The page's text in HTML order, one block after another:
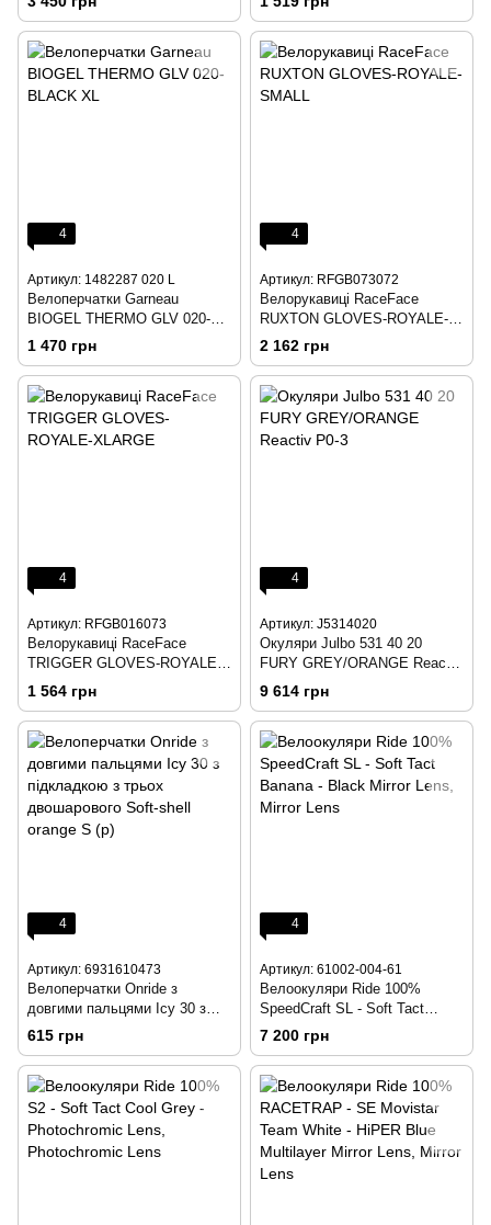
4
Артикул: 1482287 020 L
Велоперчатки Garneau
BIOGEL THERMO GLV 020-
BLACK L
1 470 грн
4
Артикул: RFGB073072
Велорукавиці RaceFace
RUXTON GLOVES-ROYALE-
SMALL
2 162 грн
4
Артикул: RFGB016073
Велорукавиці RaceFace
TRIGGER GLOVES-ROYALE-
MEDIUM
1 564 грн
4
Артикул: J5314020
Окуляри Julbo 531 40 20
FURY GREY/ORANGE Reactiv
P0-3
9 614 грн
4
Артикул: 6931610473
Велоперчатки Onride з
довгими пальцями Icy 30 з
підкладкою з трьох
двошарового Soft-shell orange
S (р)
615 грн
4
Артикул: 61002-004-61
Велоокуляри Ride 100%
SpeedCraft SL - Soft Tact
Banana - Black Mirror Lens,
Mirror Lens
7 200 грн